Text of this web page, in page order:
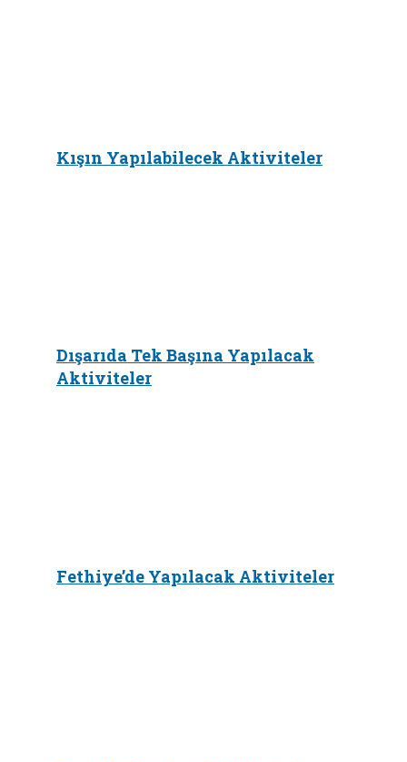
Kışın Yapılabilecek Aktiviteler
Dışarıda Tek Başına Yapılacak
Aktiviteler
Fethiye’de Yapılacak Aktiviteler